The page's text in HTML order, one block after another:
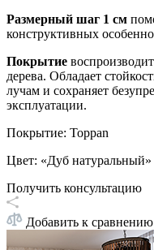
Размерный шаг 1 см
конструктивных
Покрытие
дерева. Обладает
лучам и сохраняет
эксплуатации.
Покрытие: Toppan
Цвет: «Дуб натуральный»
Получить консультацию
Добавить к сравнению